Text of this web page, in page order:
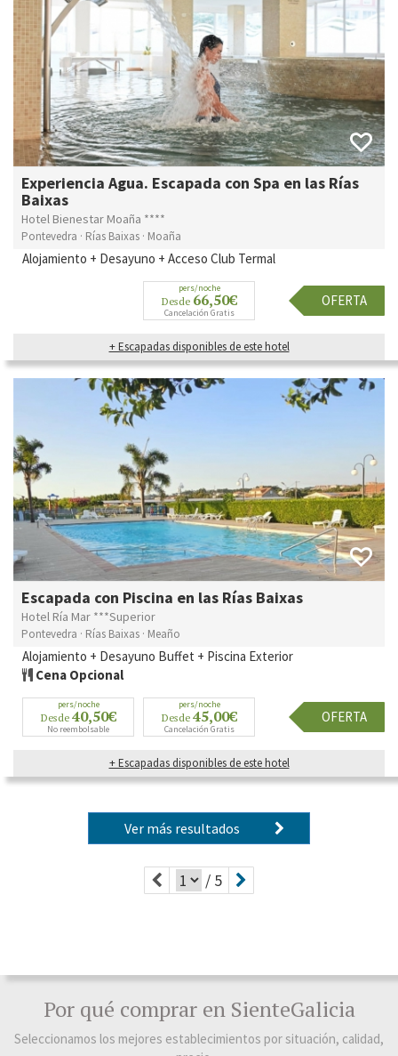
Experiencia Agua. Escapada con Spa en las Rías
Baixas
Hotel Bienestar Moaña ****
Pontevedra · Rías Baixas · Moaña
Alojamiento + Desayuno + Acceso Club Termal
pers/noche
Desde 66,50€
Cancelación Gratis
OFERTA
+ Escapadas disponibles de este hotel
Escapada con Piscina en las Rías Baixas
Hotel Ría Mar ***Superior
Pontevedra · Rías Baixas · Meaño
Alojamiento + Desayuno Buffet + Piscina Exterior
Cena Opcional
pers/noche
Desde 40,50€
No reembolsable
pers/noche
Desde 45,00€
Cancelación Gratis
OFERTA
+ Escapadas disponibles de este hotel
Ver más resultados
/ 5
Por qué comprar en SienteGalicia
Seleccionamos los mejores establecimientos por situación, calidad,